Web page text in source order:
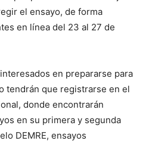
el ensayo, de forma
en línea del 23 al 27 de
en prepararse para
tendrán que registrarse en el
donde encontrarán
en su primera y segunda
DEMRE, ensayos